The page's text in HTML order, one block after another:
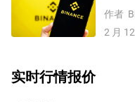
币要
作者
2 月
实时行情报价